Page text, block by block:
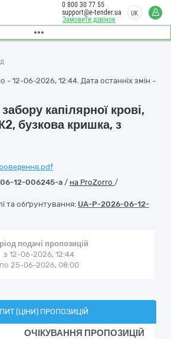
Замовити дзвінок
0 800 30 77 55
support@e-tender.ua
UK
- 12-06-2026, 12:44. Дата останніх змін -
капілярної крові,
бузкова кришка, з
12-006245-a / на ProZorro /
та обґрунтування: UA-P-2026-06-12-
подачі пропозицій
з 12-06-2026, 12:44
по 25-06-2026, 08:00
(ЦІНИ) ПРОПОЗИЦІЙ
ОЧІКУВАННЯ ПРОПОЗИЦІЙ